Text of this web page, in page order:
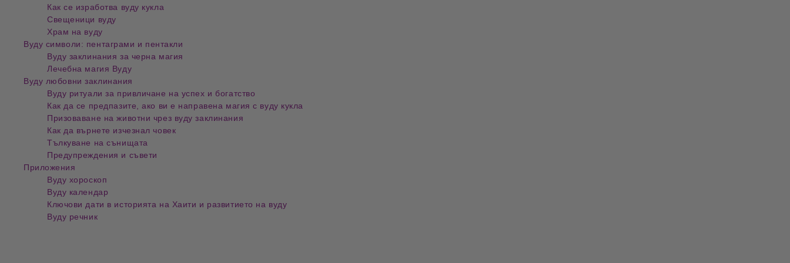
Как се изработва вуду кукла
Свещеници вуду
Храм на вуду
Вуду символи: пентаграми и пентакли
Вуду заклинания за черна магия
Лечебна магия Вуду
Вуду любовни заклинания
Вуду ритуали за привличане на успех и богатство
Как да се предпазите, ако ви е направена магия с вуду кукла
Призоваване на животни чрез вуду заклинания
Как да върнете изчезнал човек
Тълкуване на сънищата
Предупреждения и съвети
Приложения
Вуду хороскоп
Вуду календар
Ключови дати в историята на Хаити и развитието на вуду
Вуду речник